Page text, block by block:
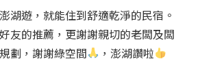
湖遊，就能住到舒適乾淨的民宿。
友的推薦，更謝謝親切的老闆及闆
劃，謝謝綠空間
，澎湖讚啦